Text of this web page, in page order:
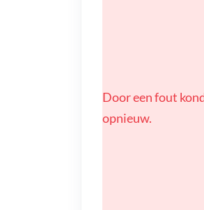
Door een fout
opnieuw.